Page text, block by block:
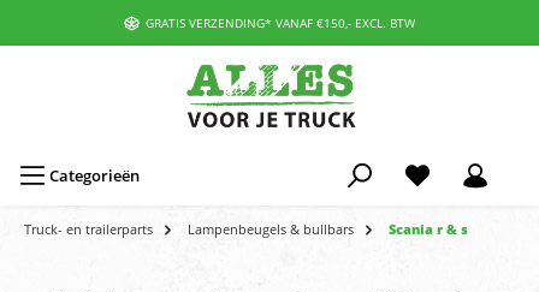
GRATIS VERZENDING* VANAF €150,- EXCL. BTW
Categorieën
Truck- en trailerparts Lampenbeugels & bullbars Scania r & s